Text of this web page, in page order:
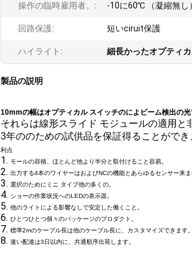
操作の臨時雇用者。: -10に60℃ （凝縮無し）
回路保護: 短いciruit保護
ハイライト: 細長かったオプティ
製品の説明
10mmの幅はオプティカル スイッチのによビーム検出の
それらは線形スライド モジュールの適用と
3年ののための試供品を保証得ることができ
利点
1. モールの容積、ほとんど他より半分と取付けること容易。
2. 出力する4本のワイヤーはおよびNCの機能とあらゆるセンサー来ま
3. 選択のためにミニ タイプ他の多くの。
4. ショーの作業状況へのLEDの表示器。
5. 他のライトによる影響なしで安定した働くこと。
6. ひとつひとつ個々のパッケージのプロダクト。
7. 標準2mのケーブル長は他のケーブル長に、カスタマイズできます。
8. 速い配達は3日以内に、共通順序出荷します。